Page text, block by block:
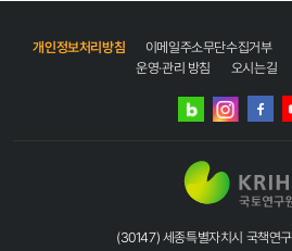
개인정보처리방침 이메일주소무단수집거부
운영·관리 방침
오시는길
네이버
인스타
(30147) 세종특별자치시 국책연